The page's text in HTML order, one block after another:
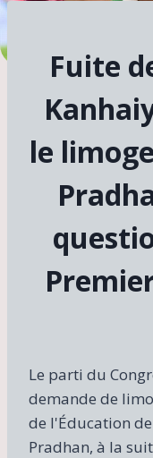
Fuite
le
Le parti du
demande de
de l'Éducation
Pradhan, à la